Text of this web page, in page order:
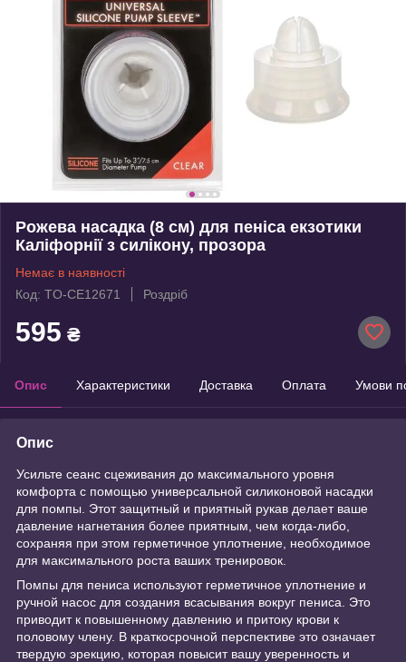
Рожева насадка (8 см) для пеніса екзотики
Каліфорнії з силікону, прозора
Немає в наявності
Код: TO-CE12671
Роздріб
595 ₴
Опис Характеристики Доставка Оплата Умови
Опис
Усильте сеанс сцеживания до максимального уровня
комфорта с помощью универсальной силиконовой насадки
для помпы. Этот защитный и приятный рукав делает ваше
давление нагнетания более приятным, чем когда-либо,
сохраняя при этом герметичное уплотнение, необходимое
для максимального роста ваших тренировок.
Помпы для пениса используют герметичное уплотнение и
ручной насос для создания всасывания вокруг пениса. Это
приводит к повышенному давлению и притоку крови к
половому члену. В краткосрочной перспективе это означает
твердую эрекцию, которая повысит вашу уверенность и